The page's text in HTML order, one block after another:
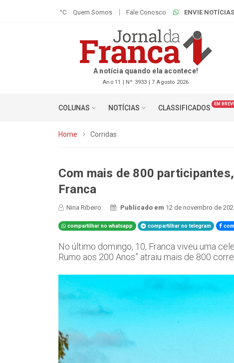
°C Quem Somos Fale Conosco ENVIE NOTÍCIAS
A notícia quando ela acontece!
Ano 11 | Nº 3933 | 7 Agosto 2026
COLUNAS NOTÍCIAS CLASSIFICADOS EM
Home Corridas
Com mais de 800
Franca
Nina Ribeiro Publicado em 12 de novembro de
compartilhar no whatsapp compartilhar no telegram
No último domingo, 10, Franca viveu uma
Rumo aos 200 Anos” atraiu mais de 800